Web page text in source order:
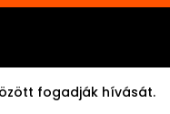
fogadják hívását.